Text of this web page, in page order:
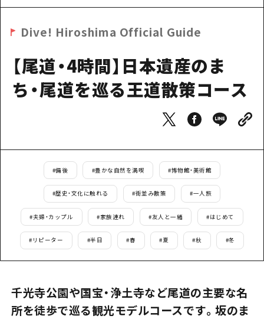
定番
歴史・文化
癒し
宮島周辺
弾丸
日帰り
2泊3日
山口県東部
愛媛県
島根県
手荷物預かり・配送サービス
広島おもてなしパス
HIROSHIMA FREE Wi-Fi
広島県を訪れる外国人旅行者向け情報一
ボランティアガイド
ユニバーサルツーリズム
ガイドブック
メディア掲載情報
お問い合わせ
事業者・学校関係者の皆さま
Dive! Hiroshima Official Guide
【尾道・4時間】日本遺産のま
ち・尾道を巡る王道散策コース
#備後 #豊かな自然を満喫 #博物館・美術館
#歴史・文化に触れる #街並み散策 #一人旅
#夫婦・カップル #家族連れ #友人と一緒 #はじめて
# リピーター #半日 #春 #夏 #秋 #冬
千光寺公園や国宝・浄土寺など尾道の主要な名
所を徒歩で巡る観光モデルコースです。坂のま